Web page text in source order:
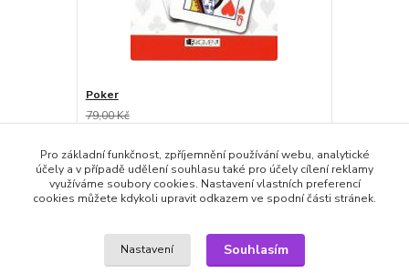
Poker
79,00 Kč
39,00 Kč
bez DPH
Přidat do košíku
Zboží zařazeno v kategoriích
Pro základní funkčnost, zpříjemnění používání webu, analytické
účely a v případě udělení souhlasu také pro účely cílení reklamy
využíváme soubory cookies. Nastavení vlastních preferencí
cookies můžete kdykoli upravit odkazem ve spodní části stránek.
Nastavení Souhlasím